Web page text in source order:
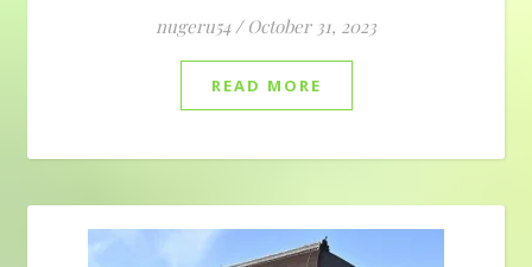
nugeru54 / October 31, 2023
READ MORE